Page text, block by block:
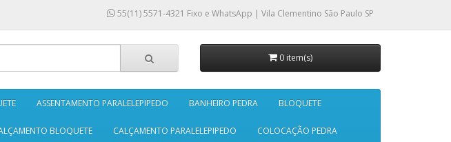
55(11) 5571-4321 Fixo e WhatsApp | Vila Clementino São Paulo SP
0 item(s)
ASSENTAMENTO PARALELEPIPEDO BANHEIRO PEDRA BLOQUETE
BLOQUETE CALÇAMENTO PARALELEPIPEDO COLOCAÇÃO PEDRA